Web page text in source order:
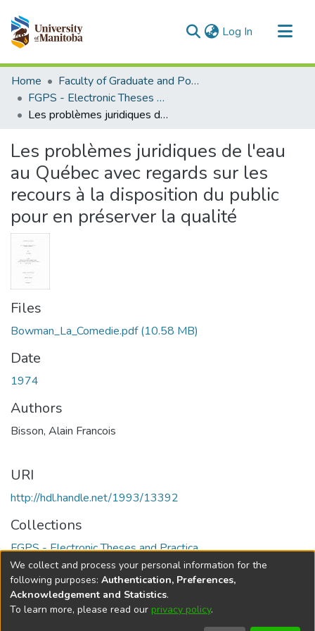
Log In (current)
Communities & Collections
All of MSpace
Statistics
Home
Faculty of Graduate and Postdoctoral Studies (Electronic Theses and Practica)
FGPS - Electronic Theses and Practica
Les problèmes juridiques de l'eau au Québec avec regards sur les recours à la disposition du public pour en préserver la qualité
Les problèmes juridiques de l'eau
au Québec avec regards sur les
recours à la disposition du public
pour en préserver la qualité
Files
Bowman_La_Comedie.pdf(10.58 MB)
Date
1974
Authors
Bisson, Alain Francois
URI
http://hdl.handle.net/1993/13392
Collections
FGPS - Electronic Theses and Practica
Full item page
DSpace softwarecopyright © 2002-2026
We collect and process your personal information for the
following purposes: Authentication, Preferences,
Acknowledgement and Statistics.
To learn more, please read our privacy policy.